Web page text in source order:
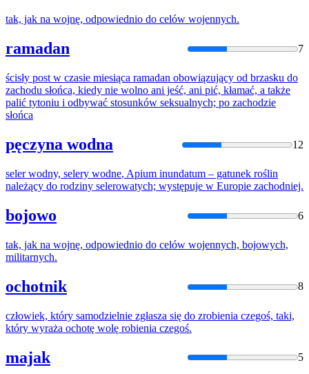
tak, jak na wojnę, odpowiednio do celów wojennych.
ramadan 7
ścisły post w czasie miesiąca ramadan obowiązujący od brzasku do
zachodu słońca, kiedy nie wolno ani jeść, ani pić, kłamać, a także
palić tytoniu i odbywać stosunków seksualnych; po zachodzie
słońca
pęczyna wodna 12
seler wodny, selery wodne, Apium inundatum – gatunek roślin
należący do rodziny selerowatych; występuje w Europie zachodniej.
bojowo 6
tak, jak na wojnę, odpowiednio do celów wojennych, bojowych,
militarnych.
ochotnik 8
człowiek, który samodzielnie zgłasza się do zrobienia czegoś, taki,
który wyraża ochotę wolę robienia czegoś.
majak 5